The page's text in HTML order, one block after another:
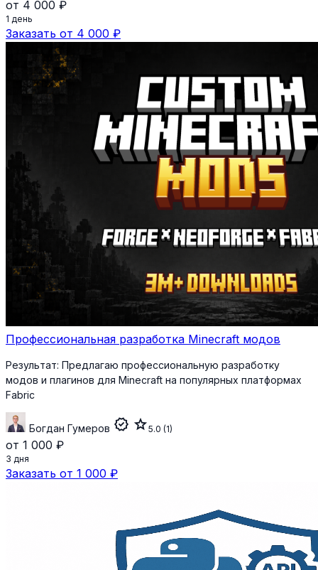
от 4 000 ₽
1 день
Заказать от 4 000 ₽
Профессиональная разработка Minecraft модов
Результат: Предлагаю профессиональную разработку
модов и плагинов для Minecraft на популярных платформах
Fabric
Богдан Гумеров verified star5.0 (1)
от 1 000 ₽
3 дня
Заказать от 1 000 ₽